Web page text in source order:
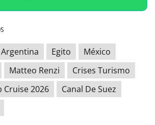
Argentina Egito
México
Matteo Renzi
Crises Turismo
Cruise 2026
Canal De Suez